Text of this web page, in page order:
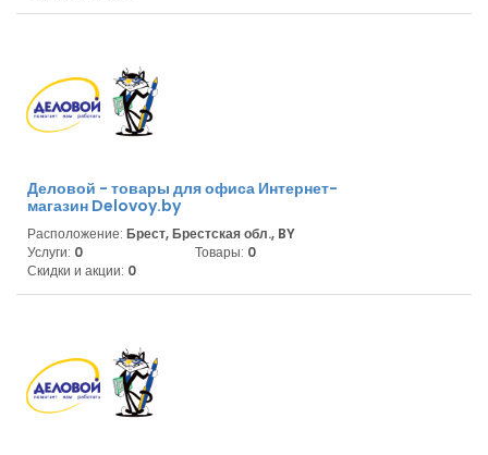
Деловой - товары для офиса Интернет-
магазин Delovoy.by
Расположение: Брест, Брестская обл., BY
Услуги: 0 Товары: 0
Скидки и акции: 0